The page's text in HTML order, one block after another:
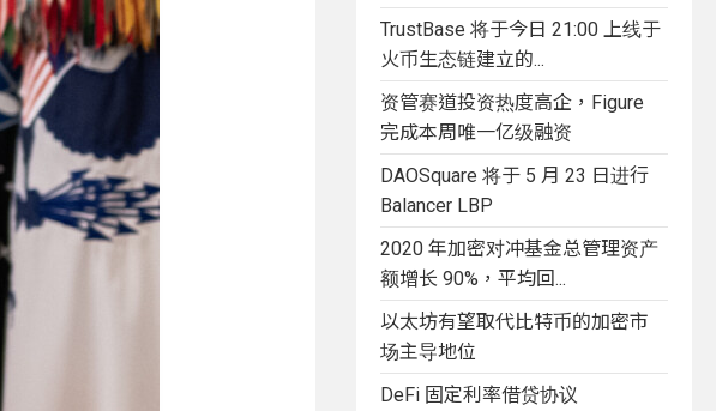
TrustBase 将于今日 21:00 上线于
火币生态链建立的...
资管赛道投资热度高企，Figure
完成本周唯一亿级融资
DAOSquare 将于 5 月 23 日进行
Balancer LBP
2020 年加密对冲基金总管理资产
额增长 90%，平均回...
以太坊有望取代比特币的加密市
场主导地位
DeFi 固定利率借贷协议